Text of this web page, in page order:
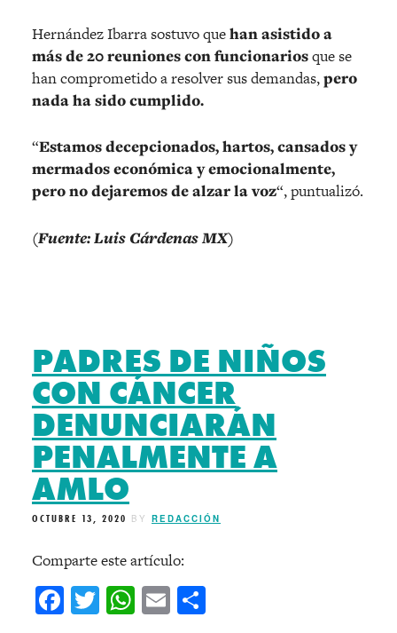
Hernández Ibarra sostuvo quehan asistido a
más de 20 reuniones con funcionariosque se
han comprometido a resolver sus demandas,pero
nada ha sido cumplido.
“Estamos decepcionados, hartos, cansados y
mermados económica y emocionalmente,
pero no dejaremos de alzar la voz“, puntualizó.
(Fuente: Luis Cárdenas MX)
PADRES DE NIÑOS
CON CÁNCER
DENUNCIARÁN
PENALMENTE A
AMLO
OCTUBRE 13, 2020 BY REDACCIÓN
Comparte este artículo:
Facebook
Twitter
WhatsApp
Email